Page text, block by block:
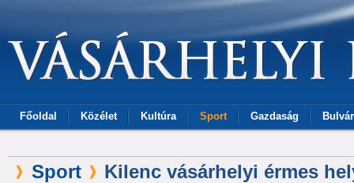
Főoldal Közélet Kultúra Sport Gazdaság Bulvár
Sport Kilenc vásárhelyi érmes